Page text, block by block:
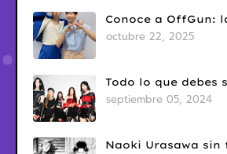
Conoce a OffGun:
octubre 22, 2025
Todo lo que debes
septiembre 05, 2024
Naoki Urasawa